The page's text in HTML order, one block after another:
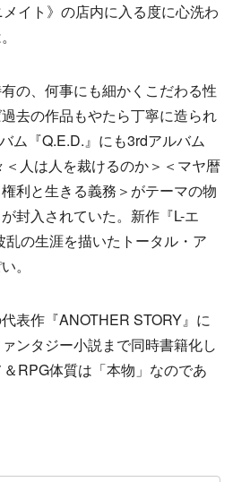
イト》の店内に入る度に心洗わ
の、何事にも細かくこだわる性
去の作品もやたら丁寧に造られ
ム『Q.E.D.』にも3rdアルバム
＜人は人を裁けるのか＞＜マヤ暦
利と生きる義務＞がテーマの物
封入されていた。新作『L-エ
の生涯を描いたトータル・ア
。
表作『ANOTHER STORY』に
ンタジー小説まで同時書籍化し
RPG体質は「本物」なのであ